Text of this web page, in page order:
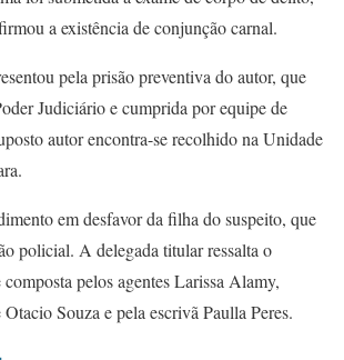
a existência de conjunção carnal.
pela prisão preventiva do autor, que
Judiciário e cumprida por equipe de
autor encontra-se recolhido na Unidade
em desfavor da filha do suspeito, que
policial. A delegada titular ressalta o
pelos agentes Larissa Alamy,
Souza e pela escrivã Paulla Peres.